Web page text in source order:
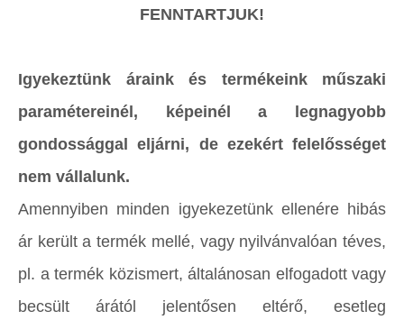
FENNTARTJUK!
Igyekeztünk áraink és termékeink műszaki
paramétereinél, képeinél a legnagyobb
gondossággal eljárni, de ezekért felelősséget
nem vállalunk.
Amennyiben minden igyekezetünk ellenére hibás
ár került a termék mellé, vagy nyilvánvalóan téves,
pl. a termék közismert, általánosan elfogadott vagy
becsült árától jelentősen eltérő, esetleg